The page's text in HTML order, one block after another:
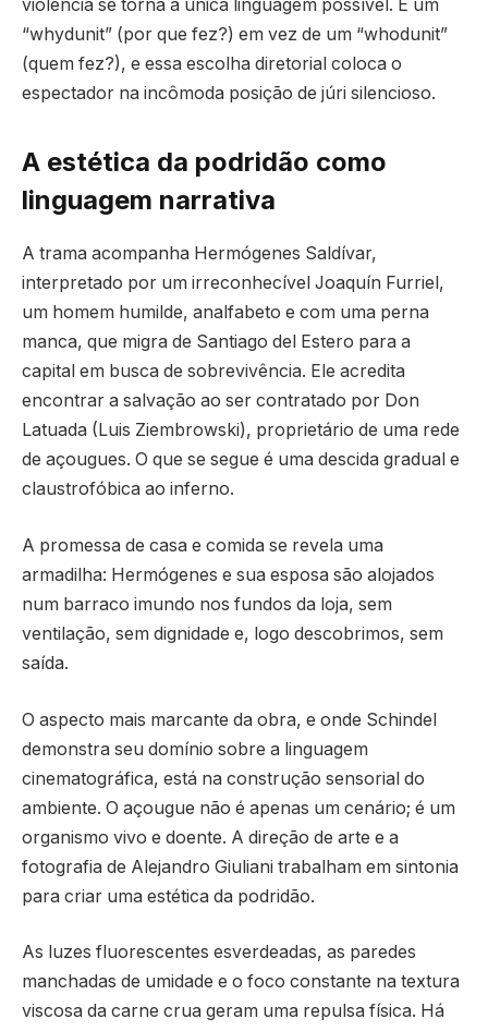
violência se torna a única linguagem possível. É um
“whydunit” (por que fez?) em vez de um “whodunit”
(quem fez?), e essa escolha diretorial coloca o
espectador na incômoda posição de júri silencioso.
A estética da podridão como
linguagem narrativa
A trama acompanha Hermógenes Saldívar,
interpretado por um irreconhecível Joaquín Furriel,
um homem humilde, analfabeto e com uma perna
manca, que migra de Santiago del Estero para a
capital em busca de sobrevivência. Ele acredita
encontrar a salvação ao ser contratado por Don
Latuada (Luis Ziembrowski), proprietário de uma rede
de açougues. O que se segue é uma descida gradual e
claustrofóbica ao inferno.
A promessa de casa e comida se revela uma
armadilha: Hermógenes e sua esposa são alojados
num barraco imundo nos fundos da loja, sem
ventilação, sem dignidade e, logo descobrimos, sem
saída.
O aspecto mais marcante da obra, e onde Schindel
demonstra seu domínio sobre a linguagem
cinematográfica, está na construção sensorial do
ambiente. O açougue não é apenas um cenário; é um
organismo vivo e doente. A direção de arte e a
fotografia de Alejandro Giuliani trabalham em sintonia
para criar uma estética da podridão.
As luzes fluorescentes esverdeadas, as paredes
manchadas de umidade e o foco constante na textura
viscosa da carne crua geram uma repulsa física. Há